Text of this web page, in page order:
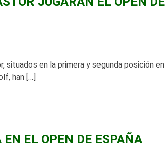
situados en la primera y segunda posición en
han […]
EL OPEN DE ESPAÑA